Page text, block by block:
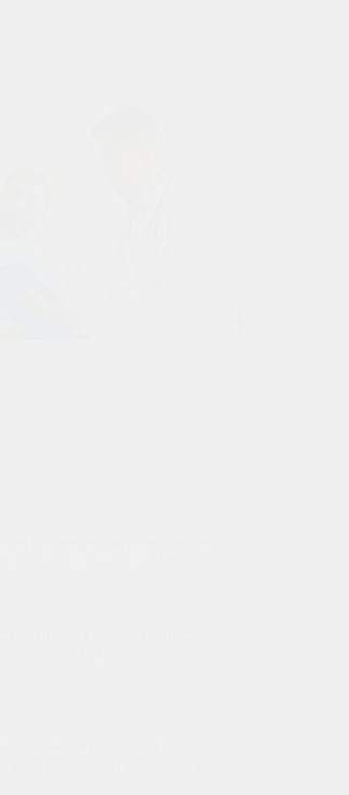
в памяти, нарушается сон,
обороты» не получается.
синдром с дрожью,
срывами и
или снотворных,
и медицинской